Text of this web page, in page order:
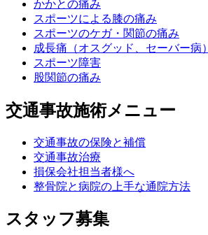
かかとの痛み
スポーツによる膝の痛み
スポーツのケガ・関節の痛み
成長痛（オスグッド、セーバー病）
スポーツ障害
股関節の痛み
交通事故施術メニュー
交通事故の保険と補償
交通事故治療
損保会社担当者様へ
整骨院と病院の上手な通院方法
スタッフ募集